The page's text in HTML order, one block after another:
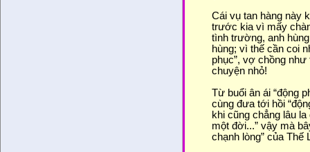
Cái vụ tan hàng này
trước kia vì mấy
tình trường, anh
hùng; vì thế cần coi
phục”, vợ chồng
chuyện nhỏ!
Từ buổi ân ái “động
cùng đưa tới hồi
khi cũng chẳng lâu
một đời...” vậy mà
chạnh lòng” của Thế